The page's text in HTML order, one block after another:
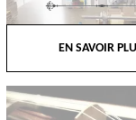
EN SAVOIR